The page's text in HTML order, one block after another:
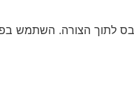
לתוך הצורה. השתמש